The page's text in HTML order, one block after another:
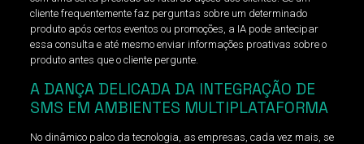
cliente frequentemente faz perguntas sobre um determinado
produto após certos eventos ou promoções, a IA pode antecipar
essa consulta e até mesmo enviar informações proativas sobre o
produto antes que o cliente pergunte.
A DANÇA DELICADA DA INTEGRAÇÃO DE
SMS EM AMBIENTES MULTIPLATAFORMA
No dinâmico palco da tecnologia, as empresas, cada vez mais, se